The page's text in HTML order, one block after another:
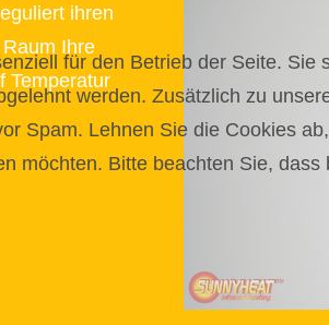
ihren
Ihre
Temperatur
für den Betrieb der Seite.
werden. Zusätzlich zu
Spam. Lehnen Sie die Cookies
möchten. Bitte beachten Sie,